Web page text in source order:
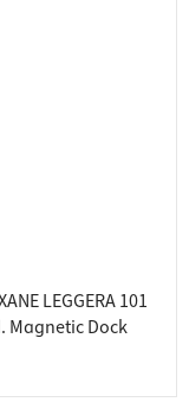
LEGGERA 101
Magnetic Dock